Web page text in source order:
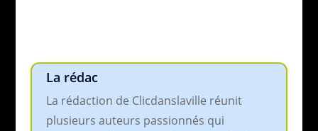
La rédac
La rédaction de Clicdanslaville réunit
plusieurs auteurs passionnés qui